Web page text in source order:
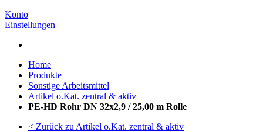
Konto
Einstellungen
Home
Produkte
Sonstige Arbeitsmittel
Artikel o.Kat. zentral & aktiv
PE-HD Rohr DN 32x2,9 / 25,00 m Rolle
< Zurück zu Artikel o.Kat. zentral & aktiv